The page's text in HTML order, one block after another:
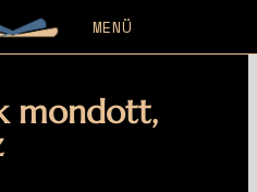
MENÜ
mondott,